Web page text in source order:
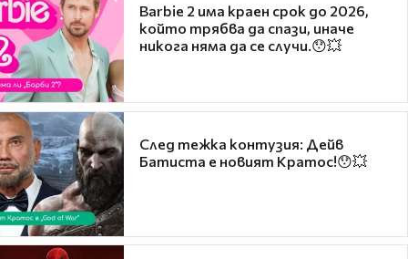
Barbie 2 има краен срок до 2026,
който трябва да спази, иначе
никога няма да се случи.😯💥
След тежка контузия: Дейв
Батиста е новият Кратос!😯💥